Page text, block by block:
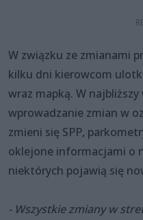
W związku ze zmianami
kilku dni kierowcom
wraz mapką. W
wprowadzanie zmian w
zmieni się SPP,
oklejone informacjami o
niektórych pojawią się
- Wszystkie zmiany w